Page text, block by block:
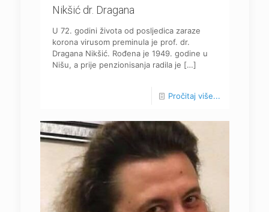
Nikšić dr. Dragana
U 72. godini života od posljedica zaraze
korona virusom preminula je prof. dr.
Dragana Nikšić. Rođena je 1949. godine u
Nišu, a prije penzionisanja radila je […]
Pročitaj više...